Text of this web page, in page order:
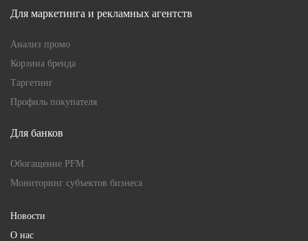
Для маркетинга и рекламных агентств
Анализ промо
Корзина бренда
Таргетинг
Профиль покупателя
Для банков
Обогащение PFM
Мониторинг субъектов бизнеса
Новости
О нас